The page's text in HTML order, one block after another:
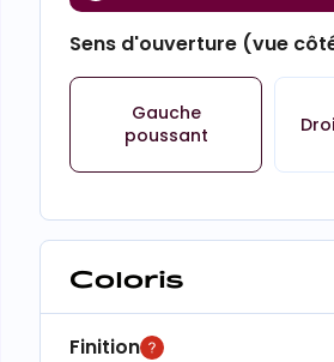
Sens d'ouverture (vue
Gauche
poussant
Coloris
Finition